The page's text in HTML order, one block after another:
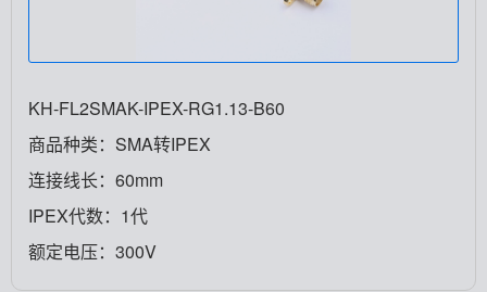
KH-FL2SMAK-IPEX-RG1.13-B60
商品种类：SMA转IPEX
连接线长：60mm
IPEX代数：1代
额定电压：300V